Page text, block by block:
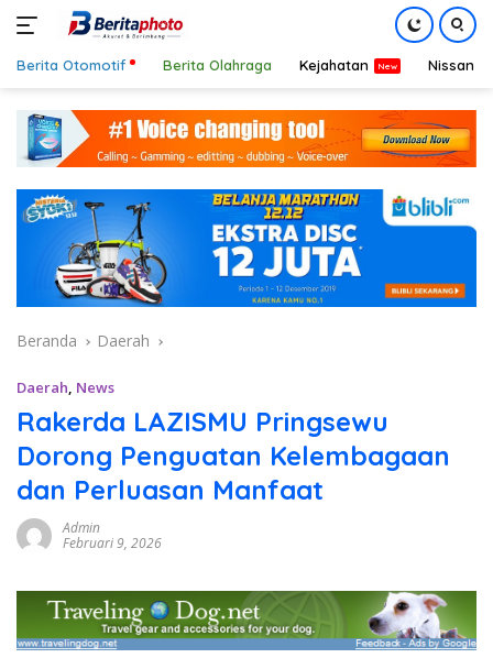
konten
Berita Otomotif Berita Olahraga Kejahatan Nissan
Beranda Daerah
Daerah, News
Rakerda LAZISMU Pringsewu
Dorong Penguatan Kelembagaan
dan Perluasan Manfaat
Admin
Februari 9, 2026